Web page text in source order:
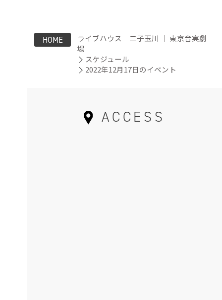
HOME
ライブハウス 二子玉川 ｜ 東京音実劇
場
スケジュール
2022年12月17日のイベント
ACCESS